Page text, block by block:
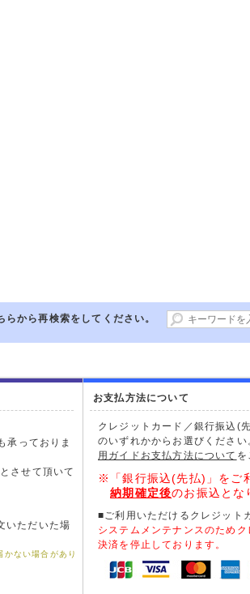
から再検索をしてください。
承っておりま
させて頂いて
いただいた場
ない場合があり
お支払方法について
クレジットカード／銀行振込(
のいずれかからお選びください
用ガイドお支払方法について を
※「銀行振込(先払)」をご
納期確定後のお振込とな
■ご利用いただけるクレジット
システムメンテナンスのためク
決済を停止しております。